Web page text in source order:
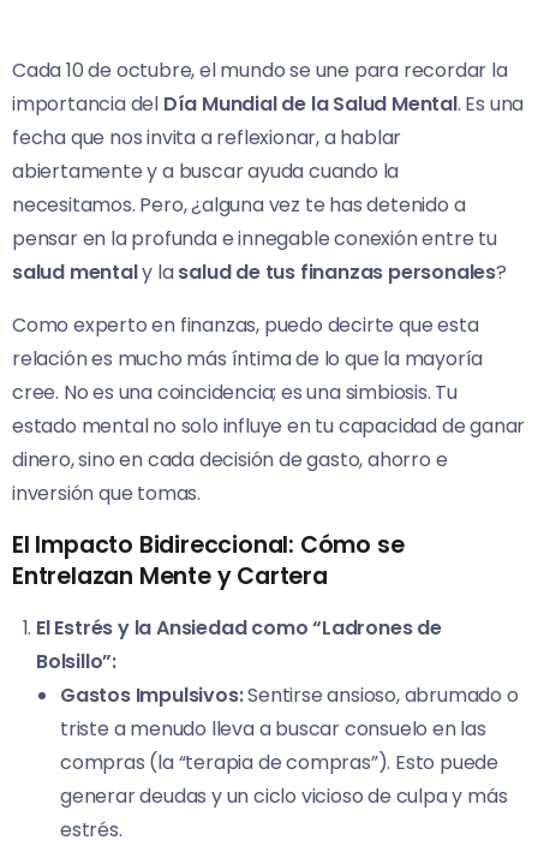
Cada 10 de octubre, el mundo se une para recordar la
importancia del Día Mundial de la Salud Mental. Es una
fecha que nos invita a reflexionar, a hablar
abiertamente y a buscar ayuda cuando la
necesitamos. Pero, ¿alguna vez te has detenido a
pensar en la profunda e innegable conexión entre tu
salud mentaly lasalud de tus finanzas personales?
Como experto en finanzas, puedo decirte que esta
relación es mucho más íntima de lo que la mayoría
cree. No es una coincidencia; es una simbiosis. Tu
estado mental no solo influye en tu capacidad de ganar
dinero, sino en cada decisión de gasto, ahorro e
inversión que tomas.
El Impacto Bidireccional: Cómo se
Entrelazan Mente y Cartera
El Estrés y la Ansiedad como “Ladrones de
Bolsillo”:
Gastos Impulsivos:Sentirse ansioso, abrumado o
triste a menudo lleva a buscar consuelo en las
compras (la “terapia de compras”). Esto puede
generar deudas y un ciclo vicioso de culpa y más
estrés.